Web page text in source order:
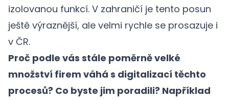
izolovanou funkcí. V zahraničí je tento posun
ještě výraznější, ale velmi rychle se prosazuje i
v ČR.
Proč podle vás stále poměrně velké
množství firem váhá s digitalizací těchto
procesů? Co byste jim poradili? Například